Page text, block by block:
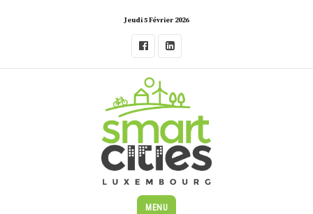
Jeudi 5 Février 2026
MENU